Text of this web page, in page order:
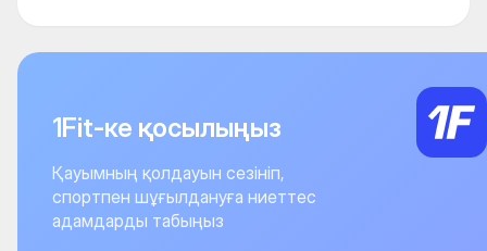
1Fit-ке қосылыңыз
Қауымның қолдауын сезініп,
спортпен шұғылдануға ниеттес
адамдарды табыңыз